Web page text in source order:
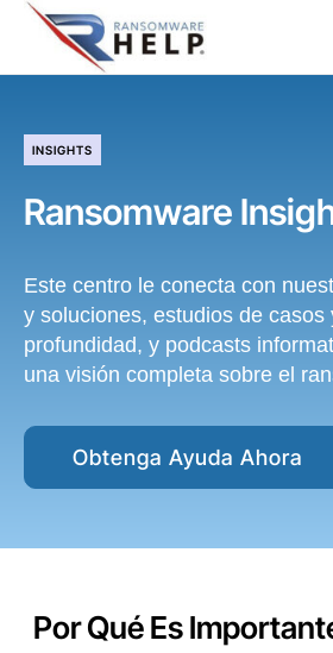
INSIGHTS
Ransomware
Este centro le conecta con
y soluciones, estudios de casos
profundidad, y podcasts
una visión completa sobre el
Obtenga Ayuda Ahora
Por Qué Es